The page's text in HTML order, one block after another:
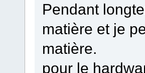
Pendant
matière et je
matière.
pour le